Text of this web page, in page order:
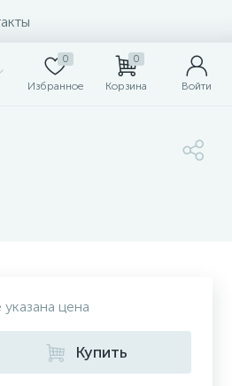
0
Избранное
0
Корзина Войти
цена
Купить